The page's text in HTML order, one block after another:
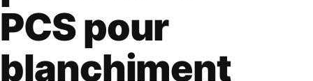
PCS pour
blanchiment